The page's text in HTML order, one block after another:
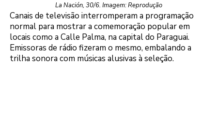
La Nación, 30/6. Imagem: Reprodução
Canais de televisão interromperam a programação
normal para mostrar a comemoração popular em
locais como a Calle Palma, na capital do Paraguai.
Emissoras de rádio fizeram o mesmo, embalando a
trilha sonora com músicas alusivas à seleção.